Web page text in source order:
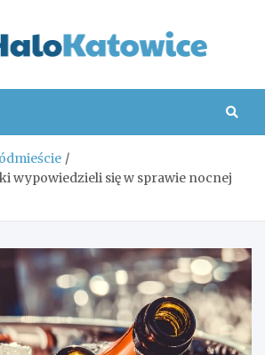
wypowiedzieli się w sprawie nocnej